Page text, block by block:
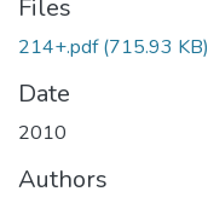
Files
214+.pdf(715.93 KB)
Date
2010
Authors